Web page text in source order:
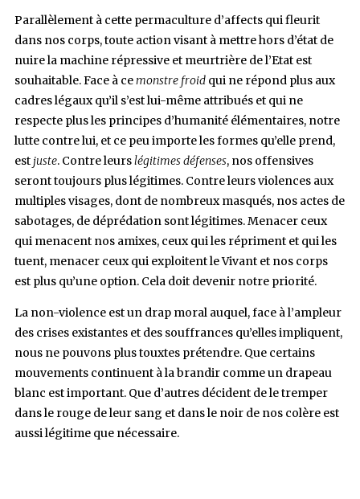
Parallèlement à cette permaculture d’affects qui fleurit
dans nos corps, toute action visant à mettre hors d’état de
nuire la machine répressive et meurtrière de l’Etat est
souhaitable. Face à cemonstre froid qui ne répond plus aux
cadres légaux qu’il s’est lui-même attribués et qui ne
respecte plus les principes d’humanité élémentaires, notre
lutte contre lui, et ce peu importe les formes qu’elle prend,
est juste. Contre leurslégitimes défenses, nos offensives
seront toujours plus légitimes. Contre leurs violences aux
multiples visages, dont de nombreux masqués, nos actes de
sabotages, de déprédation sont légitimes. Menacer ceux
qui menacent nos amixes, ceux qui les répriment et qui les
tuent, menacer ceux qui exploitent le Vivant et nos corps
est plus qu’une option. Cela doit devenir notre priorité.
La non-violence est un drap moral auquel, face à l’ampleur
des crises existantes et des souffrances qu’elles impliquent,
nous ne pouvons plus touxtes prétendre. Que certains
mouvements continuent à la brandir comme un drapeau
blanc est important. Que d’autres décident de le tremper
dans le rouge de leur sang et dans le noir de nos colère est
aussi légitime que nécessaire.